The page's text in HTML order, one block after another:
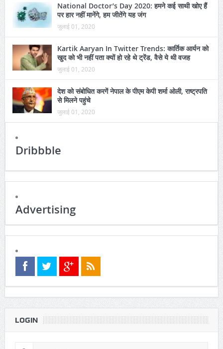
National Doctor’s Day 2020: हमने कई साथी खोए हैं
पर हार नहीं मानेंगे, हम जीतेंगे यह जंग
जुलाई 01, 2020
Kartik Aaryan In Twitter Trends: कार्तिक आर्यन को
खुद को भी नहीं पता क्यों हो रहे थे ट्रेंड, वैसे ये थी वजह
जुलाई 01, 2020
देश को संबोधित करगें नेपाल के पीएम केपी शर्मा ओली, राष्ट्रपति
से मिलने पहुंचे
जुलाई 01, 2020
Dribbble
Advertising
LOGIN